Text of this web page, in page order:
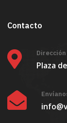
Contacto
Dirección
Plaza